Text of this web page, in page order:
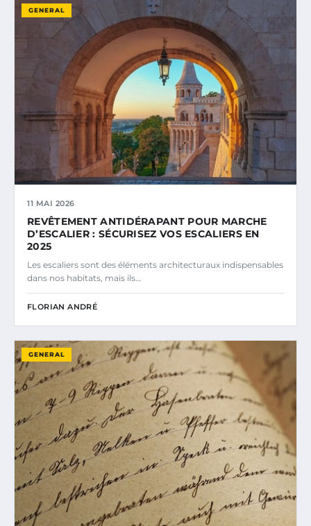
GENERAL
11 MAI 2026
REVÊTEMENT ANTIDÉRAPANT POUR MARCHE
D’ESCALIER : SÉCURISEZ VOS ESCALIERS EN
2025
Les escaliers sont des éléments architecturaux indispensables
dans nos habitats, mais ils…
FLORIAN ANDRÉ
GENERAL